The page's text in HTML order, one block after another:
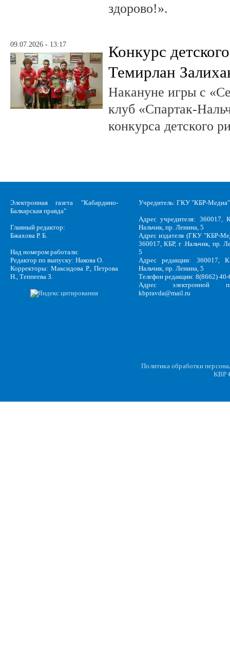
здорово!».
09.07.2026 - 13:17
Конкурс
Темирлан
Накануне игры с
клуб «Спартак-
конкурса детского
Электронная газета "Кабардино-
Балкарская правда"
Главный редактор:
Бжахова Р. Б.
Над номером работали:
Редактор по выпуску: Накова О.
Корректоры: Максидова Р., Петрова
Н., Теппеева З.
Учредитель: ГКУ "КБР-Медиа"
Адрес учредителя: 360017,
Нальчик, пр. Ленина, 5
Адрес издателя (ГКУ "КБР-
360017, КБР, г .Нальчик, пр.
5
Адрес редакции: 360017,
Нальчик, пр. Ленина, 5
Телефон редакции: 8(8662)
Адрес электронной
kbpravda@mail.ru
Политика обработки
KBP